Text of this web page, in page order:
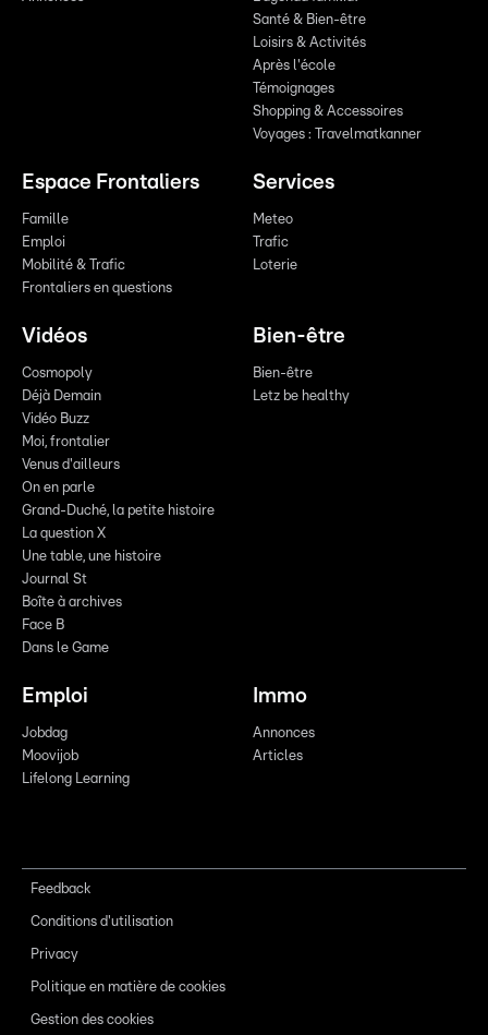
Santé & Bien-être
Loisirs & Activités
Après l'école
Témoignages
Shopping & Accessoires
Voyages : Travelmatkanner
Espace Frontaliers
Famille
Emploi
Mobilité & Trafic
Frontaliers en questions
Services
Meteo
Trafic
Loterie
Vidéos
Cosmopoly
Déjà Demain
Vidéo Buzz
Moi, frontalier
Venus d'ailleurs
On en parle
Grand-Duché, la petite histoire
La question X
Une table, une histoire
Journal St
Boîte à archives
Face B
Dans le Game
Bien-être
Bien-être
Letz be healthy
Emploi
Jobdag
Moovijob
Lifelong Learning
Immo
Annonces
Articles
Feedback
Conditions d'utilisation
Privacy
Politique en matière de cookies
Gestion des cookies